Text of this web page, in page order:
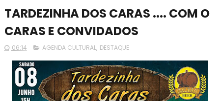
TARDEZINHA DOS CARAS .... COM O
CARAS E CONVIDADOS
06:14 AGENDA CULTURAL, DESTAQUE